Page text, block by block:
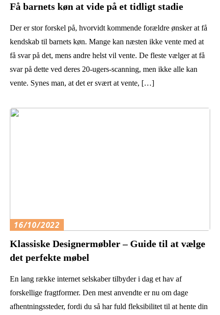
Få barnets køn at vide på et tidligt stadie
Der er stor forskel på, hvorvidt kommende forældre ønsker at få
kendskab til barnets køn. Mange kan næsten ikke vente med at
få svar på det, mens andre helst vil vente. De fleste vælger at få
svar på dette ved deres 20-ugers-scanning, men ikke alle kan
vente. Synes man, at det er svært at vente, […]
16/10/2022
Klassiske Designermøbler – Guide til at vælge
det perfekte møbel
En lang række internet selskaber tilbyder i dag et hav af
forskellige fragtformer. Den mest anvendte er nu om dage
afhentningssteder, fordi du så har fuld fleksibilitet til at hente din